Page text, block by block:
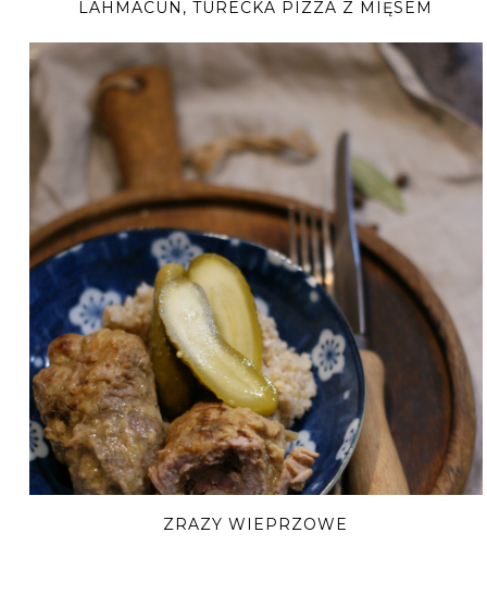
LAHMACUN, TURECKA PIZZA Z MIĘSEM
ZRAZY WIEPRZOWE